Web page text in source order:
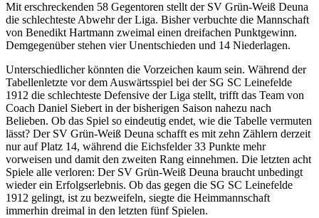
Mit erschreckenden 58 Gegentoren stellt der SV Grün-Weiß Deuna
die schlechteste Abwehr der Liga. Bisher verbuchte die Mannschaft
von Benedikt Hartmann zweimal einen dreifachen Punktgewinn.
Demgegenüber stehen vier Unentschieden und 14 Niederlagen.
Unterschiedlicher könnten die Vorzeichen kaum sein. Während der
Tabellenletzte vor dem Auswärtsspiel bei der SG SC Leinefelde
1912 die schlechteste Defensive der Liga stellt, trifft das Team von
Coach Daniel Siebert in der bisherigen Saison nahezu nach
Belieben. Ob das Spiel so eindeutig endet, wie die Tabelle vermuten
lässt? Der SV Grün-Weiß Deuna schafft es mit zehn Zählern derzeit
nur auf Platz 14, während die Eichsfelder 33 Punkte mehr
vorweisen und damit den zweiten Rang einnehmen. Die letzten acht
Spiele alle verloren: Der SV Grün-Weiß Deuna braucht unbedingt
wieder ein Erfolgserlebnis. Ob das gegen die SG SC Leinefelde
1912 gelingt, ist zu bezweifeln, siegte die Heimmannschaft
immerhin dreimal in den letzten fünf Spielen.